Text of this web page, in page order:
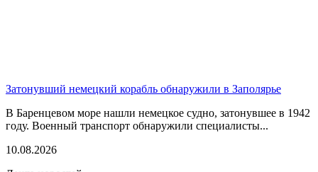
Затонувший немецкий корабль обнаружили в Заполярье
В Баренцевом море нашли немецкое судно, затонувшее в 1942
году. Военный транспорт обнаружили специалисты...
10.08.2026